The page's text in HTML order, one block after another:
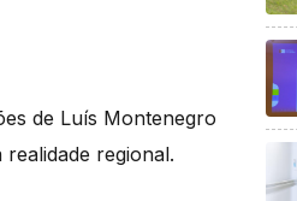
de Luís Montenegro
regional.